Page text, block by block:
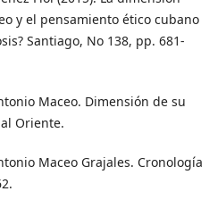
y el pensamiento ético cubano
Santiago, No 138, pp. 681-
Maceo. Dimensión de su
Oriente.
Maceo Grajales. Cronología